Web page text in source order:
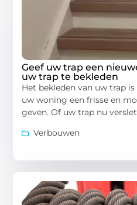
Geef uw trap een
uw trap te bekleden
Het bekleden van uw trap
uw woning een frisse en
geven. Of uw trap nu
Verbouwen